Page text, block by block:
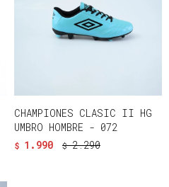
CHAMPIONES CLASIC II HG
UMBRO HOMBRE - 072
$ 1.990 $ 2.290